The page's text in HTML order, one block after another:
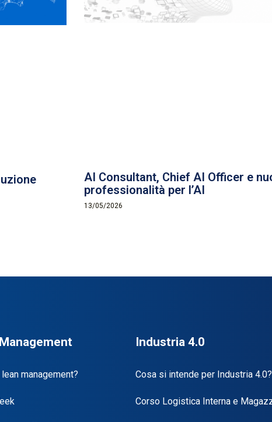
AI Consultant, Chief AI Officer e
professionalità per l’AI
13/05/2026
lean management?
Industria 4.0
Cosa si intende per Industria 4.0?
Corso Logistica Interna e